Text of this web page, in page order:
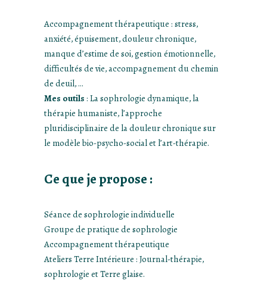
Accompagnement thérapeutique : stress,
anxiété, épuisement, douleur chronique,
manque d’estime de soi, gestion émotionnelle,
difficultés de vie, accompagnement du chemin
de deuil, …
Mes outils: La sophrologie dynamique, la
thérapie humaniste, l’approche
pluridisciplinaire de la douleur chronique sur
le modèle bio-psycho-social et l’art-thérapie.
Ce que je propose :
Séance de sophrologie individuelle
Groupe de pratique de sophrologie
Accompagnement thérapeutique
Ateliers Terre Intérieure : Journal-thérapie,
sophrologie et Terre glaise.